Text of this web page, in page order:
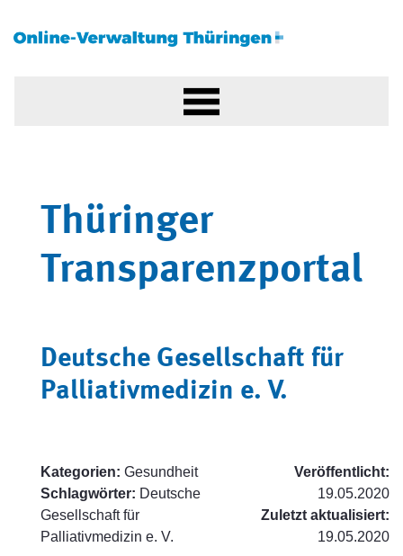
Thüringer
Transparenzportal
Deutsche Gesellschaft für
Palliativmedizin e. V.
Kategorien: Gesundheit
Schlagwörter: Deutsche
Gesellschaft für
Palliativmedizin e. V.
Veröffentlicht:
19.05.2020
Zuletzt aktualisiert:
19.05.2020